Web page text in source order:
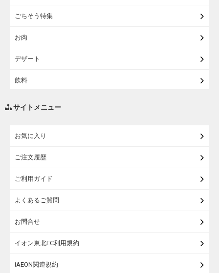
ごちそう特集
お肉
デザート
飲料
サイトメニュー
お気に入り
ご注文履歴
ご利用ガイド
よくあるご質問
お問合せ
イオン東北EC利用規約
iAEON関連規約